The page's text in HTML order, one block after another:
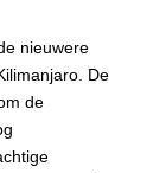
nieuwere
De
de